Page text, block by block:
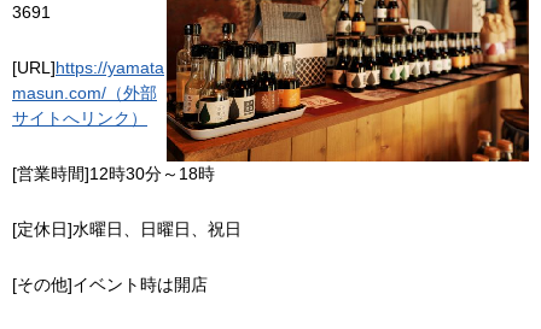
3691
[URL]https://yamata
masun.com/（外部
サイトへリンク）
[営業時間]12時30分～18時
[定休日]水曜日、日曜日、祝日
[その他]イベント時は開店